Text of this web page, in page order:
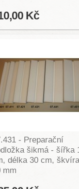
Kč
- Preparační
šikmá - šířka
délka 30 cm, škvíra
mm